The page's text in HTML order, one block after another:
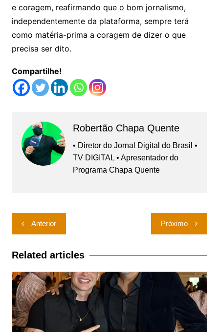
e coragem, reafirmando que o bom jornalismo,
independentemente da plataforma, sempre terá
como matéria-prima a coragem de dizer o que
precisa ser dito.
Compartilhe!
Robertão Chapa Quente
• Diretor do Jornal Digital do Brasil •
TV DIGITAL • Apresentador do
Programa Chapa Quente
Navegação
de
Post
Anterior Próximo
Related articles